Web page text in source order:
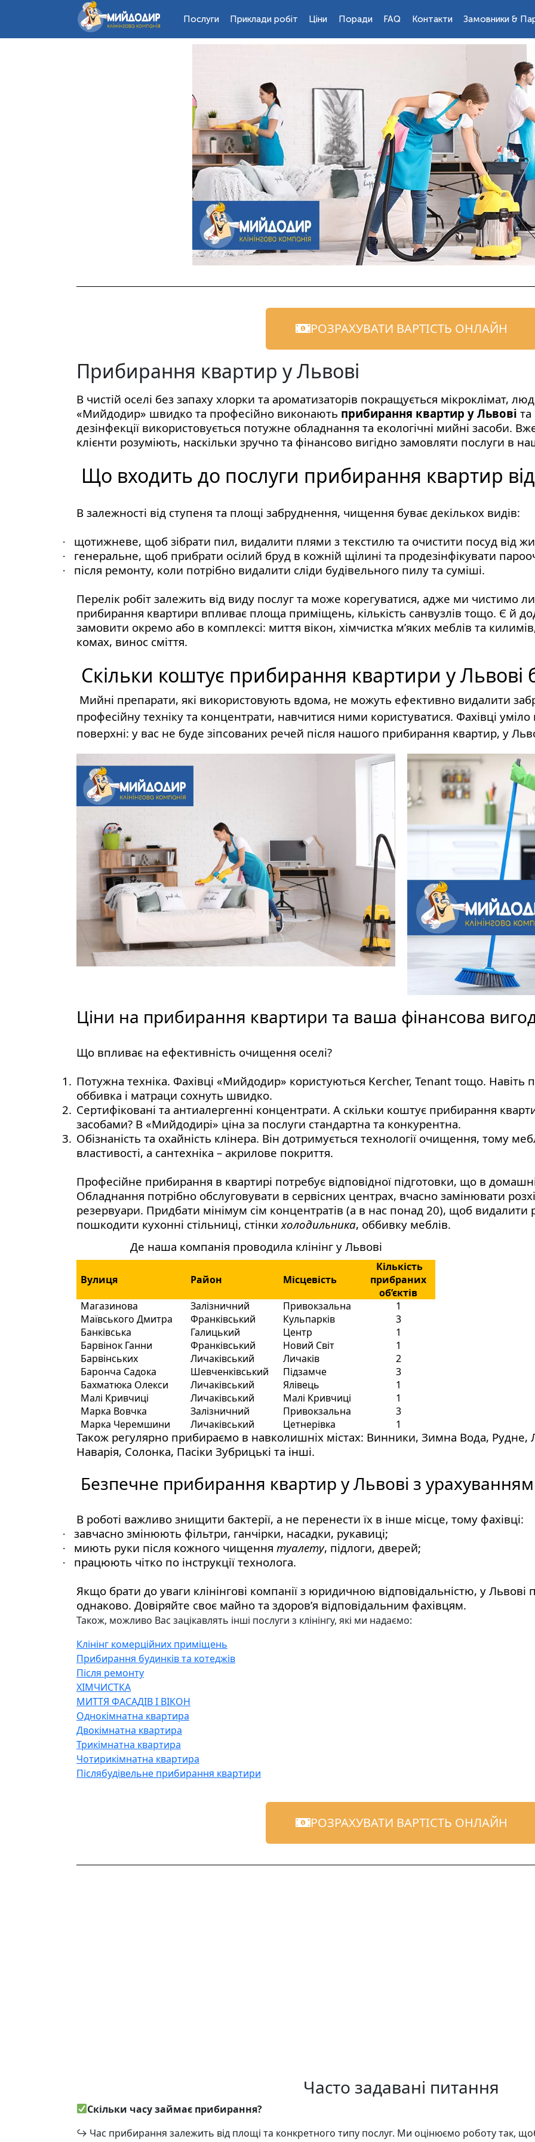
Послуги Приклади робіт Ціни Поради FAQ Контакти Замовники &
РОЗРАХУВАТИ ВАРТІСТЬ ОНЛАЙН
Прибирання квартир у Львові
В чистій оселі без запаху хлорки та ароматизаторів покращується мікроклімат,
«Мийдодир» швидко та професійно виконають прибирання квартир у Львові
дезінфекції використовується потужне обладнання та екологічні мийні засоби.
клієнти розуміють, наскільки зручно та фінансово вигідно замовляти послуги в
Що входить до послуги прибирання квартир
В залежності від ступеня та площі забруднення, чищення буває декількох видів:
· щотижневе, щоб зібрати пил, видалити плями з текстилю та очистити посуд від
· генеральне, щоб прибрати осілий бруд в кожній щілині та продезінфікувати
·
після ремонту, коли потрібно видалити сліди будівельного пилу та суміші.
Перелік робіт залежить від виду послуг та може корегуватися, адже ми чистимо
прибирання квартири впливає площа приміщень, кількість санвузлів тощо. Є й
замовити окремо або в комплексі: миття вікон, хімчистка м’яких меблів та
комах, винос сміття.
Скільки коштує прибирання квартири у Львові
Мийні препарати, які використовують вдома, не можуть ефективно видалити
професійну техніку та концентрати, навчитися ними користуватися. Фахівці
поверхні: у вас не буде зіпсованих речей після нашого прибирання квартир, у
Ціни на прибирання квартири та ваша фінансова
Що впливає на ефективність очищення оселі?
1. Потужна техніка. Фахівці «Мийдодир» користуються Kercher, Tenant тощо. Навіть
оббивка і матраци сохнуть швидко.
2. Сертифіковані та антиалергенні концентрати. А скільки коштує прибирання
засобами? В «Мийдодирі» ціна за послуги стандартна та конкурентна.
3. Обізнаність та охайність клінера. Він дотримується технології очищення, тому
властивості, а сантехніка – акрилове покриття.
Професійне прибирання в квартирі потребує відповідної підготовки, що в
Обладнання потрібно обслуговувати в сервісних центрах, вчасно замінювати
резервуари. Придбати мінімум сім концентратів (а в нас понад 20), щоб
пошкодити кухонні стільниці, стінки холодильника, оббивку меблів.
Де наша компанія проводила клінінг у Львові
Вулиця Район Місцевість
Кількість
прибраних
об’єктів
Магазинова
Залізничний Привокзальна
1
Маївського Дмитра
Франківський Кульпарків
3
Банківська
Галицький Центр
1
Барвінок Ганни
Франківський Новий Світ
1
Барвінських
Личаківський Личаків
2
Баронча Садока
Шевченківський Підзамче
3
Бахматюка Олекси
Личаківський Ялівець
1
Малі Кривчиці
Личаківський Малі Кривчиці
1
Марка Вовчка
Залізничний Привокзальна
3
Марка Черемшини
Личаківський Цетнерівка 1
Також регулярно прибираємо в навколишніх містах: Винники, Зимна Вода, Рудне,
Наварія, Солонка, Пасіки Зубрицькі та інші.
Безпечне прибирання квартир у Львові з
В роботі важливо знищити бактерії, а не перенести їх в інше місце, тому фахівці:
· завчасно змінюють фільтри, ганчірки, насадки, рукавиці;
· миють руки після кожного чищення туалету, підлоги, дверей;
·
працюють чітко по інструкції технолога.
Якщо брати до уваги клінінгові компанії з юридичною відповідальністю, у
однаково. Довіряйте своє майно та здоров’я відповідальним фахівцям.
Також, можливо Вас зацікавлять інші послуги з клінінгу, які ми надаємо:
Клінінг комерційних приміщень
Прибирання будинків та котеджів
Після ремонту
ХІМЧИСТКА
МИТТЯ ФАСАДІВ І ВІКОН
Однокімнатна квартира
Двокімнатна квартира
Трикімнатна квартира
Чотирикімнатна квартира
Післябудівельне прибирання квартири
РОЗРАХУВАТИ ВАРТІСТЬ ОНЛАЙН
Часто задавані питання
Скільки часу займає прибирання?
↪ Час прибирання залежить від площі та конкретного типу послуг. Ми оцінюємо роботу так,